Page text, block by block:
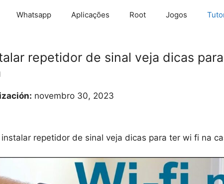
Whatsapp Aplicações Root Jogos
repetidor de sinal veja dicas
novembro 30, 2023
instalar repetidor de sinal veja dicas para ter wi fi na